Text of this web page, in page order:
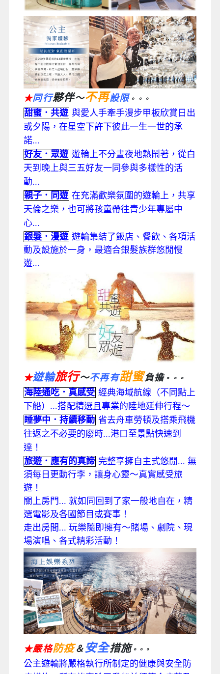
★同行夥伴～不再設限 。。。
甜蜜．共遊 與愛人手牽手漫步甲板欣賞日出
或夕陽，在星空下許下彼此一生一世的承
諾...
好友．眾遊 遊輪上不分晝夜地熱鬧著，從白
天到晚上與三五好友一同參與多樣性的活
動...
親子．同遊 在充滿歡樂氛圍的遊輪上，共享
天倫之樂，也可將孩童帶往青少年專屬中
心...
銀髮．漫遊 遊輪集結了飯店、餐飲、各項活
動及設施於一身，最適合銀髮族群悠閒慢
遊...
★遊輪旅行～不再有甜蜜負擔。。。
海陸通吃．真感受 經典海域航線（不同點上
下船）...搭配精選且專業的陸地延伸行程～
睡夢中．持續移動 省去舟車勞頓及搭乘飛機
往返之不必要的廢時...港口至景點快速到
達！
旅遊．應有的真諦 完整享擁自主式悠閒... 無
須每日更動行李，讓身心靈～真實感受旅
遊！
關上房門... 就如同回到了家一般地自在，精
選電影及各國節目或賽事！
走出房間... 玩樂隨即擁有～賭場、劇院、現
場演唱、各式精彩活動！
★嚴格防疫＆ 安全措施。。。
公主遊輪將嚴格執行所制定的健康與安全防